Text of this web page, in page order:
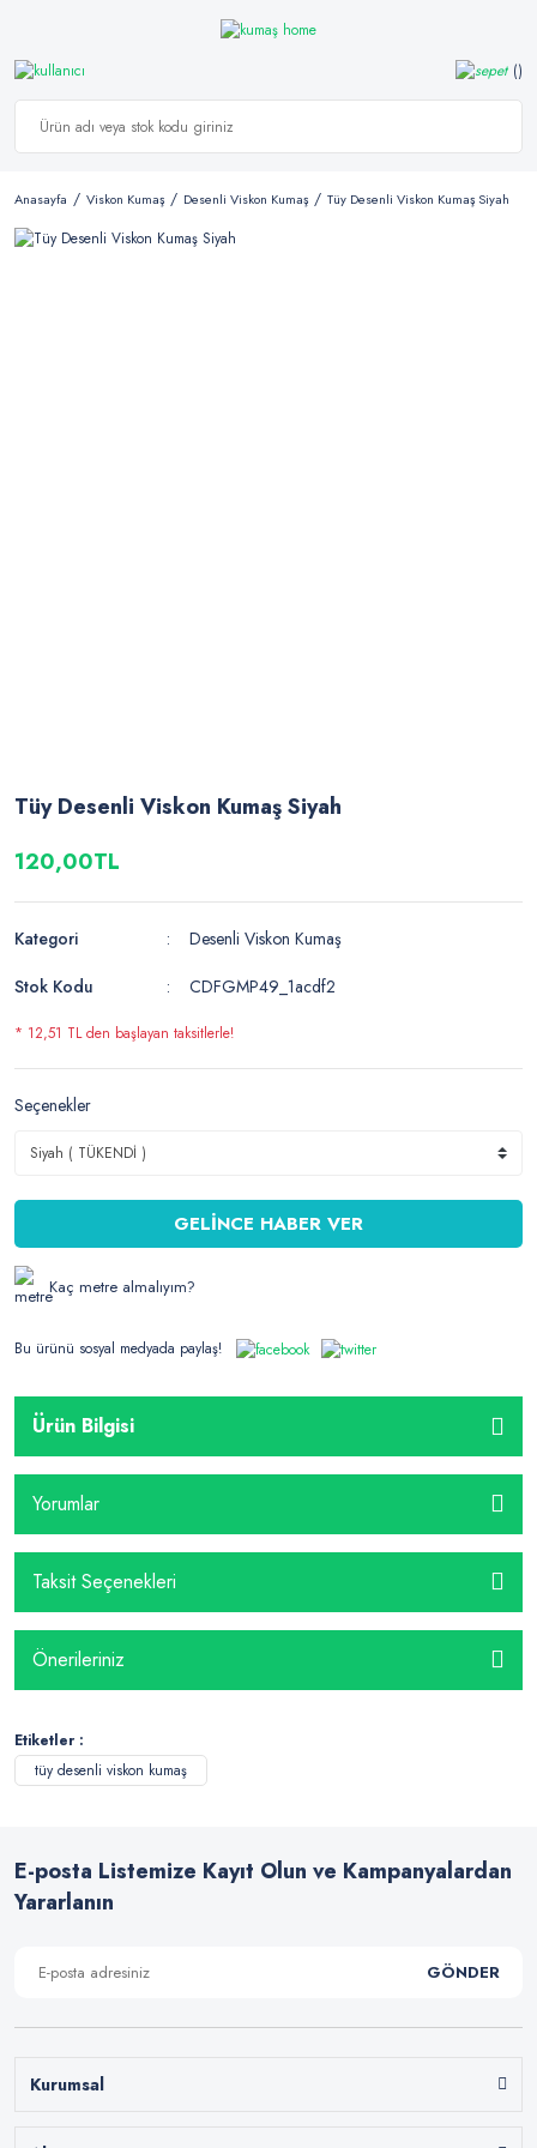
Anasayfa Viskon Kumaş Desenli Viskon Kumaş Tüy Desenli Viskon Kumaş Siyah
Tüy Desenli Viskon Kumaş Siyah
120,00TL
Kategori
Desenli Viskon Kumaş
Stok Kodu
CDFGMP49_1acdf2
* 12,51 TL den başlayan taksitlerle!
Seçenekler
GELİNCE HABER VER
Kaç metre almalıyım?
Bu ürünü sosyal medyada paylaş!
Ürün Bilgisi
Yorumlar
Taksit Seçenekleri
Önerileriniz
Etiketler :
tüy desenli viskon kumaş
E-posta Listemize Kayıt Olun ve Kampanyalardan
Yararlanın
GÖNDER
Kurumsal